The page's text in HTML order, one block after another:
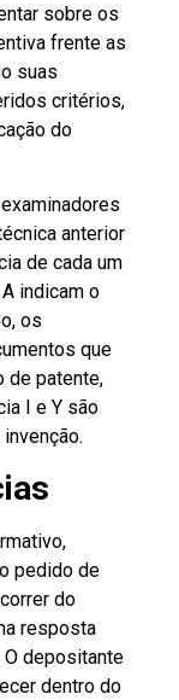
sobre os
frente as
suas
critérios,
do
anterior
de cada um
indicam o
os
que
de patente,
I e Y são
pedido de
do
resposta
O depositante
dentro do